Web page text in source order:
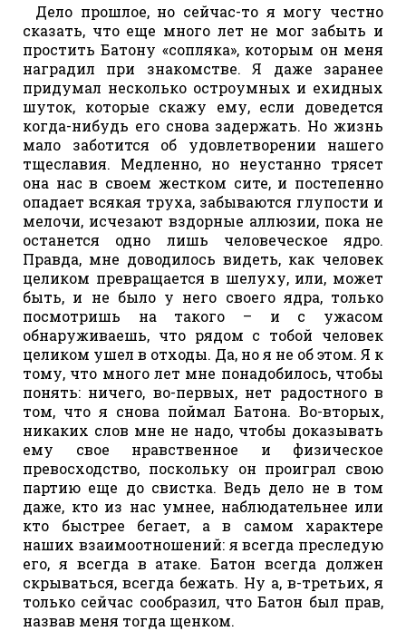
Дело прошлое, но сейчас-то я могу честно
сказать, что еще много лет не мог забыть и
простить Батону «сопляка», которым он меня
наградил при знакомстве. Я даже заранее
придумал несколько остроумных и ехидных
шуток, которые скажу ему, если доведется
когда-нибудь его снова задержать. Но жизнь
мало заботится об удовлетворении нашего
тщеславия. Медленно, но неустанно трясет
она нас в своем жестком сите, и постепенно
опадает всякая труха, забываются глупости и
мелочи, исчезают вздорные аллюзии, пока не
останется одно лишь человеческое ядро.
Правда, мне доводилось видеть, как человек
целиком превращается в шелуху, или, может
быть, и не было у него своего ядра, только
посмотришь на такого – и с ужасом
обнаруживаешь, что рядом с тобой человек
целиком ушел в отходы. Да, но я не об этом. Я к
тому, что много лет мне понадобилось, чтобы
понять: ничего, во-первых, нет радостного в
том, что я снова поймал Батона. Во-вторых,
никаких слов мне не надо, чтобы доказывать
ему свое нравственное и физическое
превосходство, поскольку он проиграл свою
партию еще до свистка. Ведь дело не в том
даже, кто из нас умнее, наблюдательнее или
кто быстрее бегает, а в самом характере
наших взаимоотношений: я всегда преследую
его, я всегда в атаке. Батон всегда должен
скрываться, всегда бежать. Ну а, в-третьих, я
только сейчас сообразил, что Батон был прав,
назвав меня тогда щенком.